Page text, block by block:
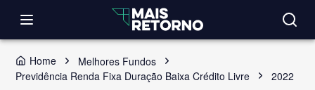
Home
Melhores Fundos
Previdência Renda Fixa Duração Baixa Crédito Livre
2022